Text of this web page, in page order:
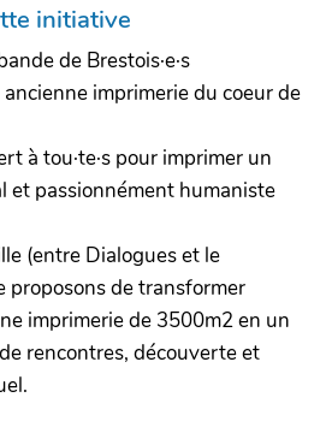
initiative
de Brestois·e·s
imprimerie du coeur de
à tou·te·s pour imprimer un
et passionnément humaniste
(entre Dialogues et le
proposons de transformer
imprimerie de 3500m2 en un
rencontres, découverte et